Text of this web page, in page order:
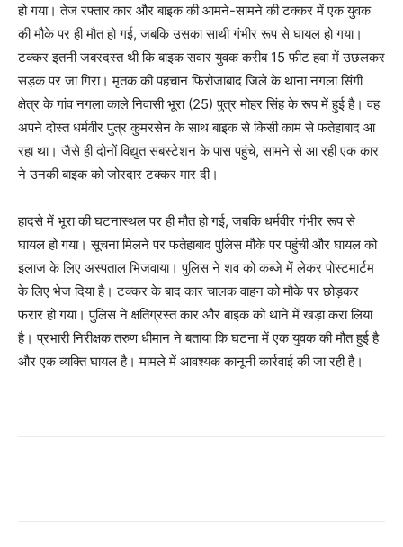
हो गया। तेज रफ्तार कार और बाइक की आमने-सामने की टक्कर में एक युवक
की मौके पर ही मौत हो गई, जबकि उसका साथी गंभीर रूप से घायल हो गया।
टक्कर इतनी जबरदस्त थी कि बाइक सवार युवक करीब 15 फीट हवा में उछलकर
सड़क पर जा गिरा। मृतक की पहचान फिरोजाबाद जिले के थाना नगला सिंगी
क्षेत्र के गांव नगला काले निवासी भूरा (25) पुत्र मोहर सिंह के रूप में हुई है। वह
अपने दोस्त धर्मवीर पुत्र कुमरसेन के साथ बाइक से किसी काम से फतेहाबाद आ
रहा था। जैसे ही दोनों विद्युत सबस्टेशन के पास पहुंचे, सामने से आ रही एक कार
ने उनकी बाइक को जोरदार टक्कर मार दी।
हादसे में भूरा की घटनास्थल पर ही मौत हो गई, जबकि धर्मवीर गंभीर रूप से
घायल हो गया। सूचना मिलने पर फतेहाबाद पुलिस मौके पर पहुंची और घायल को
इलाज के लिए अस्पताल भिजवाया। पुलिस ने शव को कब्जे में लेकर पोस्टमार्टम
के लिए भेज दिया है। टक्कर के बाद कार चालक वाहन को मौके पर छोड़कर
फरार हो गया। पुलिस ने क्षतिग्रस्त कार और बाइक को थाने में खड़ा करा लिया
है। प्रभारी निरीक्षक तरुण धीमान ने बताया कि घटना में एक युवक की मौत हुई है
और एक व्यक्ति घायल है। मामले में आवश्यक कानूनी कार्रवाई की जा रही है।